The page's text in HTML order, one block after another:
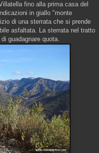
fino alla prima casa del
in giallo "monte
di una sterrata che si prende
asfaltata. La sterrata nel tratto
guadagnare quota.